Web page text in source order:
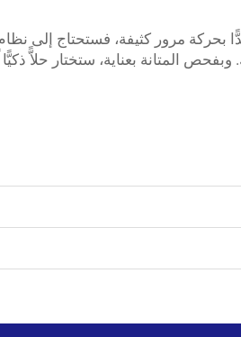
بحركة مرور كثيفة، فستحتاج إلى
المتانة بعناية، ستختار حلاًّ ذكيًّا